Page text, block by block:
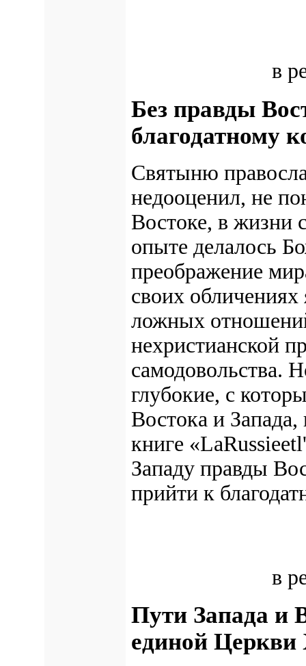
в
Без правды
благодатному
Святыню
недооценил, не
Востоке, в жизни
опыте делалось
преображение
своих обличениях
ложных
нехристианской
самодовольства.
глубокие, с
Востока и
книге
Западу правды
прийти к
в
Пути Запада и
единой Церкви